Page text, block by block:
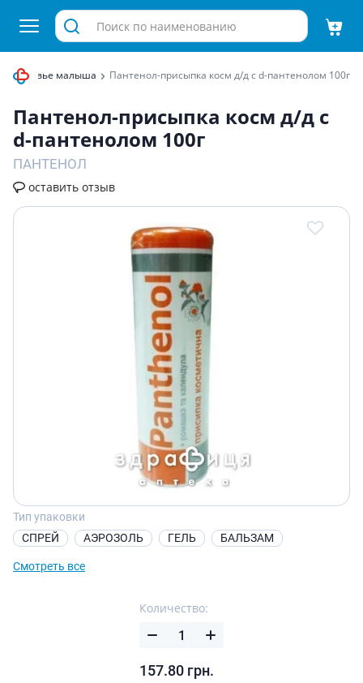
здоровье малыша Пантенол-присыпка косм д/д с d-пантенолом 100г
Пантенол-присыпка косм д/д с
d-пантенолом 100г
ПАНТЕНОЛ
оставить отзыв
Тип упаковки
СПРЕЙ
АЭРОЗОЛЬ ГЕЛЬ БАЛЬЗАМ
Смотреть все
Количество:
157.80 грн.